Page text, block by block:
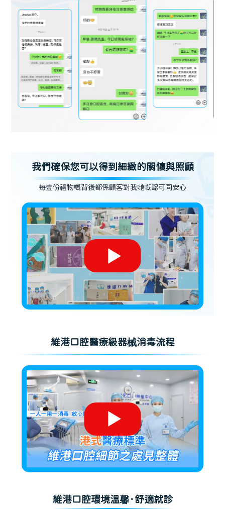
我們確保您可以得到細緻的關懷與照顧
每壹份禮物嘅背後都係顧客對我哋嘅認可同安心
維港口腔醫療級器械消毒流程
維港口腔環境溫馨·舒適就診